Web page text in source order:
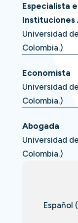
Especialista
Instituciones
Universidad
Colombia.)
Economista
Universidad
Colombia.)
Abogada
Universidad
Colombia.)
Español